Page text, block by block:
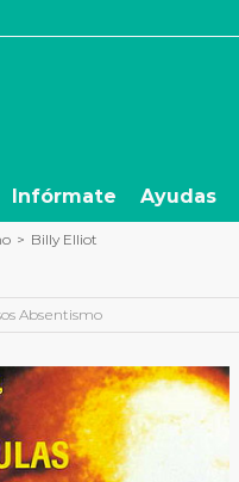
Infórmate Ayudas
> Billy Elliot
Absentismo